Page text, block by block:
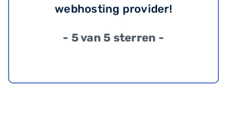
webhosting provider!
- 5 van 5 sterren -